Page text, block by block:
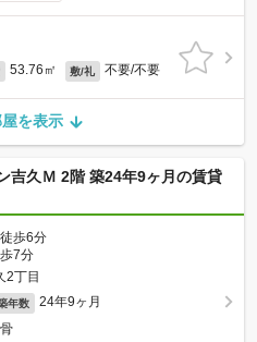
53.76㎡ 敷/礼 不要/不要
を表示
吉久Ｍ 2階 築24年9ヶ月の賃貸
歩6分
7分
2丁目
年数 24年9ヶ月